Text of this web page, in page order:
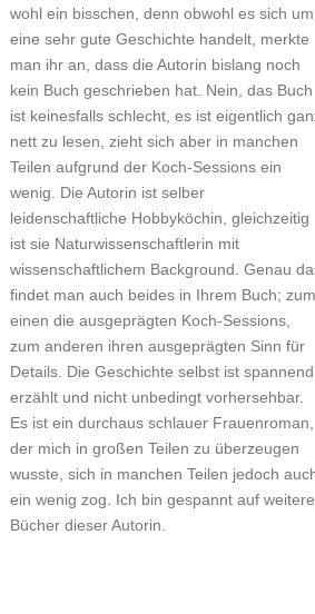
wohl ein bisschen, denn obwohl es sich um
eine sehr gute Geschichte handelt, merkte
man ihr an, dass die Autorin bislang noch
kein Buch geschrieben hat. Nein, das Buch
ist keinesfalls schlecht, es ist eigentlich
nett zu lesen, zieht sich aber in manchen
Teilen aufgrund der Koch-Sessions ein
wenig. Die Autorin ist selber
leidenschaftliche Hobbyköchin, gleichzeitig
ist sie Naturwissenschaftlerin mit
wissenschaftlichem Background. Genau
findet man auch beides in Ihrem Buch; zum
einen die ausgeprägten Koch-Sessions,
zum anderen ihren ausgeprägten Sinn für
Details. Die Geschichte selbst ist spannend
erzählt und nicht unbedingt vorhersehbar.
Es ist ein durchaus schlauer Frauenroman,
der mich in großen Teilen zu überzeugen
wusste, sich in manchen Teilen jedoch
ein wenig zog. Ich bin gespannt auf weitere
Bücher dieser Autorin.